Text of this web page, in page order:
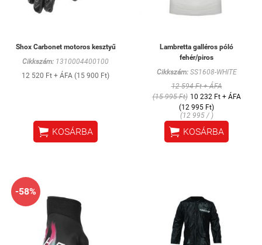
Shox Carbonet motoros kesztyű
Cikkszám: 1310004400100
12 520 Ft + ÁFA (15 900 Ft)
 KOSÁRBA
Lambretta galléros póló
fehér/piros
Cikkszám:SS1608-WHITE
12 594 Ft + ÁFA
(15 995 Ft) 10 232 Ft + ÁFA
(12 995 Ft)
(12 995 / )
 KOSÁRBA
-58%